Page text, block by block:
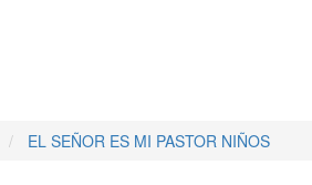
EL SEÑOR ES MI PASTOR NIÑOS